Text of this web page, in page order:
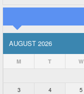
AUGUST 2026
M T W
3
4 5